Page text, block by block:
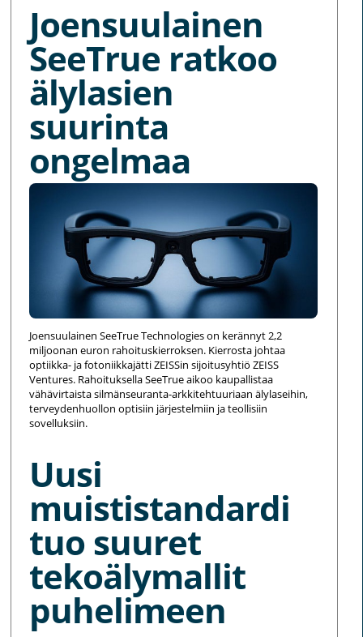
Joensuulainen
SeeTrue ratkoo
älylasien
suurinta
ongelmaa
Joensuulainen SeeTrue Technologies on kerännyt 2,2
miljoonan euron rahoituskierroksen. Kierrosta johtaa
optiikka- ja fotoniikkajätti ZEISSin sijoitusyhtiö ZEISS
Ventures. Rahoituksella SeeTrue aikoo kaupallistaa
vähävirtaista silmänseuranta-arkkitehtuuriaan älylaseihin,
terveydenhuollon optisiin järjestelmiin ja teollisiin
sovelluksiin.
Uusi
muististandardi
tuo suuret
tekoälymallit
puhelimeen